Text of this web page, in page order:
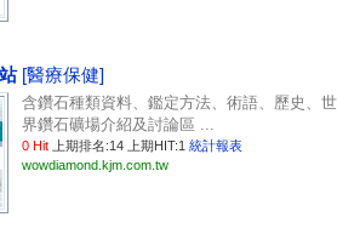
[醫療保健]
含鑽石種類資料、鑑定方法、術語、歷史、世
界鑽石礦場介紹及討論區 ...
0 Hit 上期排名:14 上期HIT:1 統計報表
wowdiamond.kjm.com.tw